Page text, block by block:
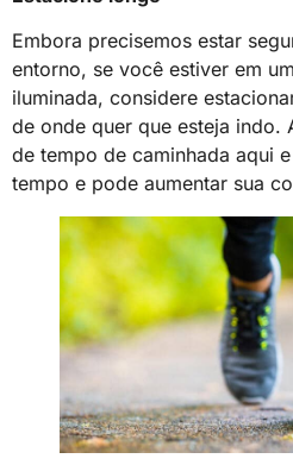
Embora precisemos estar
entorno, se você estiver em
iluminada, considere
de onde quer que esteja indo.
de tempo de caminhada aqui
tempo e pode aumentar sua